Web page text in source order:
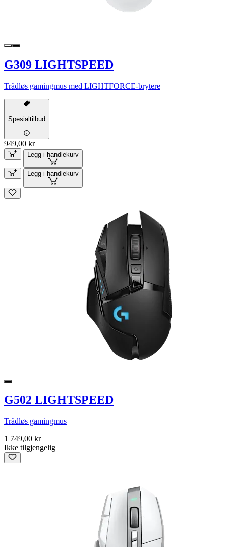
G309 LIGHTSPEED
Trådløs gamingmus med LIGHTFORCE-brytere
Spesialtilbud
949,00 kr
Legg i handlekurv
Legg i handlekurv
G502 LIGHTSPEED
Trådløs gamingmus
1 749,00 kr
Ikke tilgjengelig